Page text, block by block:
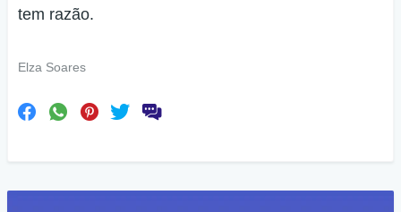
tem razão.
Elza Soares